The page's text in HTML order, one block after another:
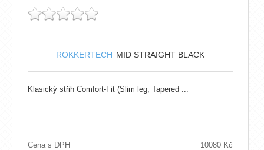
ROKKERTECH MID STRAIGHT BLACK
Klasický střih Comfort-Fit (Slim leg, Tapered ...
Cena s DPH
10080 Kč